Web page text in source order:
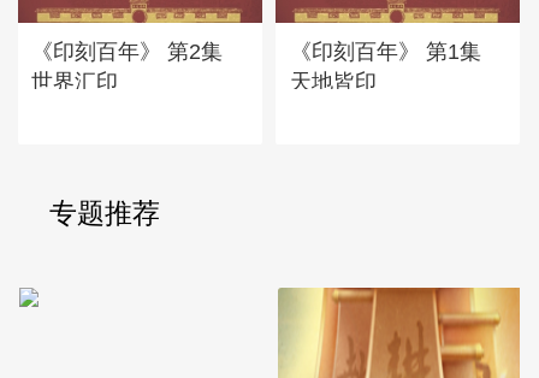
《印刻百年》 第2集
世界汇印
《印刻百年》 第1集
天地皆印
专题推荐